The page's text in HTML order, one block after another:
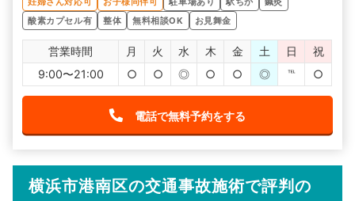
酸素カプセル有
整体 無料相談OK お見舞金
営業時間 月 火 水 木 金 土 日
祝
9:00〜21:00
○ ○ ◎ ○ ○ ◎ ℡ ○
電話で無料予約をする
横浜市港南区の交通事故施術で評判の